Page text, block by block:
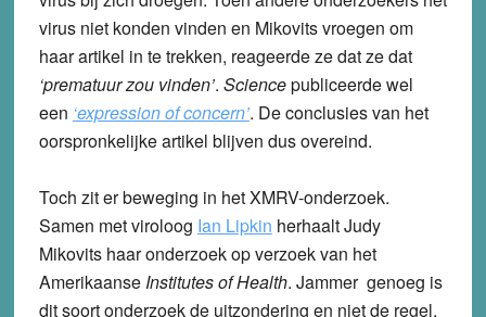
virus niet konden vinden en Mikovits vroegen om
haar artikel in te trekken, reageerde ze dat ze dat
‘prematuur zou vinden’. Sciencepubliceerde wel
een ‘expression of concern’. De conclusies van het
oorspronkelijke artikel blijven dus overeind.
Toch zit er beweging in het XMRV-onderzoek.
Samen met viroloog Ian Lipkin herhaalt Judy
Mikovits haar onderzoek op verzoek van het
Amerikaanse Institutes of Health. Jammer genoeg is
dit soort onderzoek de uitzondering en niet de regel.